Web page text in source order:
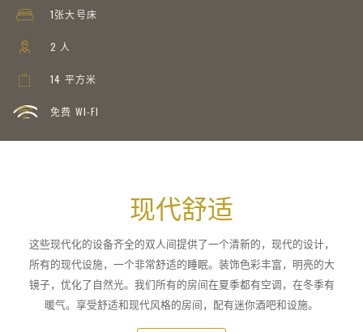
1张大号床
2 人
14 平方米
免费 WI-FI
现代舒适
这些现代化的设备齐全的双人间提供了一个清新的，现代的设计，
所有的现代设施，一个非常舒适的睡眠。装饰色彩丰富，明亮的大
镜子，优化了自然光。我们所有的房间在夏季都有空调，在冬季有
暖气。享受舒适和现代风格的房间，配有迷你酒吧和设施。